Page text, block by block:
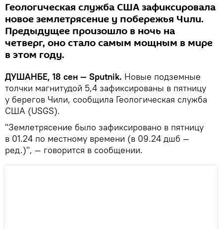
Геологическая служба США зафиксировала
новое землетрясение у побережья Чили.
Предыдущее произошло в ночь на
четверг, оно стало самым мощным в мире
в этом году.
ДУШАНБЕ, 18 сен — Sputnik. Новые подземные
толчки магнитудой 5,4 зафиксированы в пятницу
у берегов Чили, сообщила Геологическая служба
США (USGS).
"Землетрясение было зафиксировано в пятницу
в 01.24 по местному времени (в 09.24 дшб —
ред.)", — говорится в сообщении.